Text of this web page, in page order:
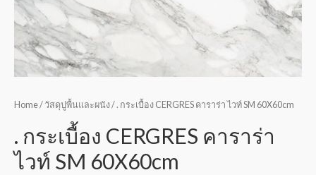
Home/ วัสดุปูพื้นและผนัง/ . กระเบื้อง CERGRES คาราร่า ไวท์ SM 60X60cm
. กระเบื้อง CERGRES คาราร่า
ไวท์ SM 60X60cm